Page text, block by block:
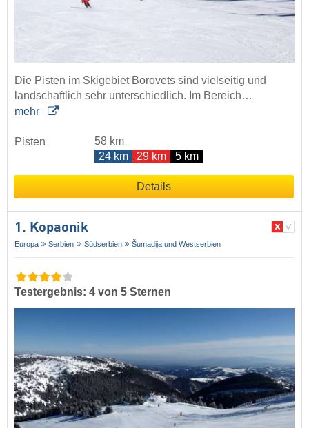
Die Pisten im Skigebiet Borovets sind vielseitig und
landschaftlich sehr unterschiedlich. Im Bereich…
mehr
Pisten
58 km
24 km
29 km 5 km
Details
1. Kopaonik
Europa Serbien Südserbien Šumadija und Westserbien
Testergebnis: 4 von 5 Sternen